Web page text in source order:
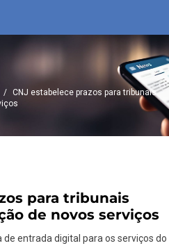
/ CNJ estabelece prazos para tribunais
para tribunais
de novos serviços
entrada digital para os serviços do